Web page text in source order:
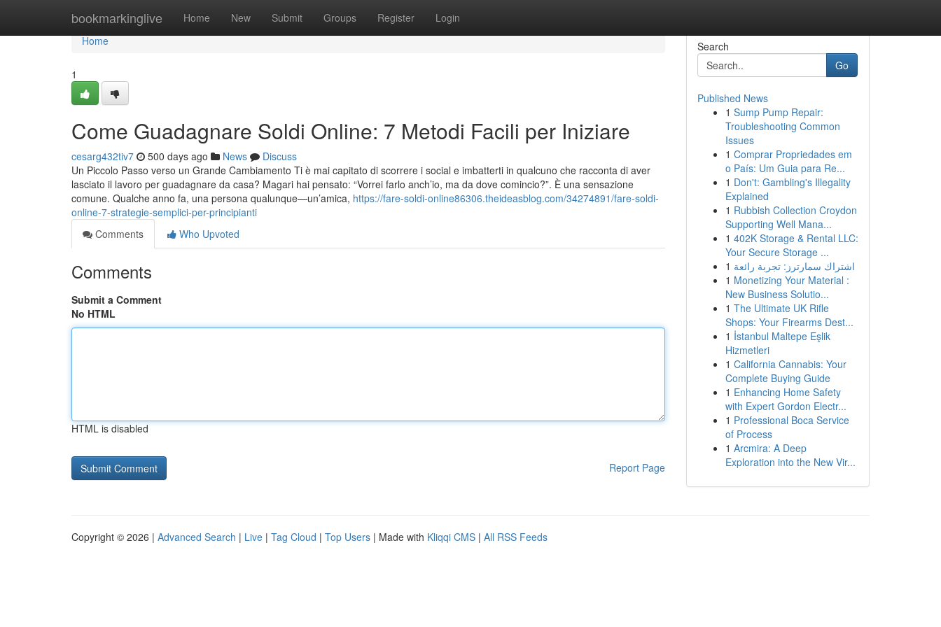
bookmarkinglive Home New Submit Groups Register Login
Home
Home
1
Come Guadagnare Soldi Online: 7 Metodi Facili per Iniziare
cesarg432tiv7 500 days ago News
Discuss
Un Piccolo Passo verso un Grande Cambiamento Ti è mai capitato di scorrere i social e imbatterti in qualcuno che racconta di aver
lasciato il lavoro per guadagnare da casa? Magari hai pensato: “Vorrei farlo anch’io, ma da dove comincio?”. È una sensazione
comune. Qualche anno fa, una persona qualunque—un’amica, https://fare-soldi-online86306.theideasblog.com/34274891/fare-soldi-
online-7-strategie-semplici-per-principianti
Comments
Who Upvoted
Comments
Submit a Comment
No HTML
HTML is disabled
Report Page
Search
Go
Published News
1 Sump Pump Repair:
Troubleshooting Common
Issues
1 Comprar Propriedades em
o País: Um Guia para Re...
1 Don't: Gambling's Illegality
Explained
1 Rubbish Collection Croydon
Supporting Well Mana...
1 402K Storage & Rental LLC:
Your Secure Storage ...
1 اشتراك سمارترز: تجربة رائعة
1 Monetizing Your Material :
New Business Solutio...
1 The Ultimate UK Rifle
Shops: Your Firearms Dest...
1 İstanbul Maltepe Eşlik
Hizmetleri
1 California Cannabis: Your
Complete Buying Guide
1 Enhancing Home Safety
with Expert Gordon Electr...
1 Professional Boca Service
of Process
1 Arcmira: A Deep
Exploration into the New Vir...
Copyright © 2026 | Advanced Search | Live | Tag Cloud | Top Users | Made with Kliqqi CMS | All RSS Feeds